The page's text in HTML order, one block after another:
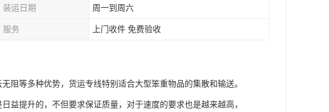
装运日期 周一到周六
服务 上门收件 免费验收
阻等多种优势，货运专线特别适合大型笨重物品的集散和输送。
益提升的，不但要求保证质量，对于速度的要求也是越来越高，